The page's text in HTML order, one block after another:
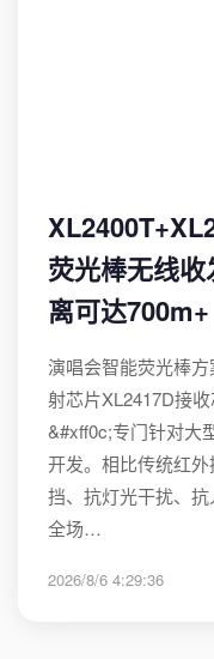
荧光棒无线
离可达700m+
演唱会智能荧光棒
射芯片XL2417D接
&#xff0c;专门针对大
开发。相比传统红
挡、抗灯光干扰、
全场…
2026/8/6 4:29:36